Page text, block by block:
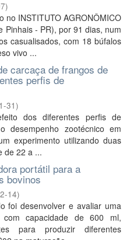
)
no INSTITUTO AGRONÔMICO
Pinhais - PR), por 91 dias, num
casualisados, com 18 búfalos
vivo ...
carcaça de frangos de
perfis de
31)
dos diferentes perfis de
desempenho zootécnico em
experimento utilizando duas
de 22 a ...
portátil para a
bovinos
14)
foi desenvolver e avaliar uma
capacidade de 600 ml,
para produzir diferentes